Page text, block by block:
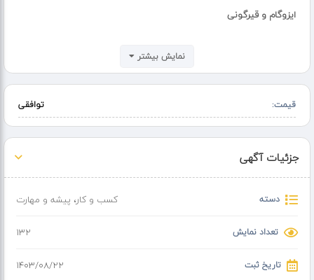
ایزوگام و قیرگونی
توضیحات
تمامی کارهای ایزوگام قیرگونی آسفالت در تهران پذیرفته میشود
نمایش بیشتر
قیمت: توافقی
جزئیات آگهی
دسته کسب و کار، پیشه و مهارت
تعداد نمایش 132
تاریخ ثبت ۱۴۰۳/۰۸/۲۲